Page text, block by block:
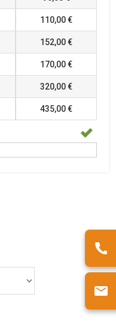
110,00 €
152,00 €
170,00 €
320,00 €
435,00 €